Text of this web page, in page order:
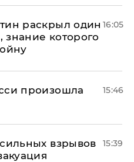
раскрыл один
знание которого
16:05
произошла
15:46
взрывов
15:39